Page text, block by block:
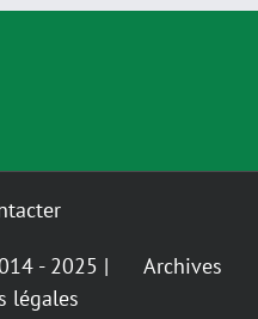
- 2025 |
légales
Archives